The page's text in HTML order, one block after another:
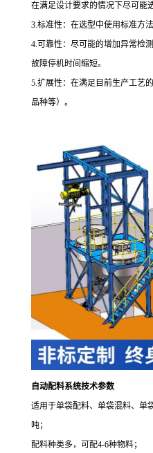
在满足设计要求的情况下尽可能
3.标准性：在选型中使用标准方法
4.可靠性：尽可能的增加异常检测
故障停机时间缩短。
5.扩展性：在满足目前生产工艺的
品种等）。
自动配料系统技术参数
适用于单袋配料、单袋混料、单
吨；
配料种类多，可配4-6种物料；